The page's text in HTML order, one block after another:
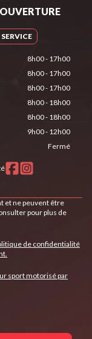
SERVICE
8h00 - 17h00
8h00 - 17h00
8h00 - 17h00
8h00 - 18h00
8h00 - 18h00
9h00 - 12h00
Fermé
et ne peuvent être
pour plus de
de confidentialité
sport motorisé par